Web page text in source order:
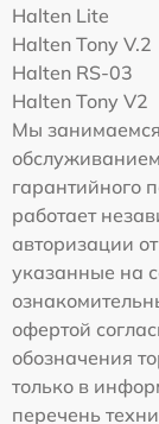
Halten Lite
Halten Tony V.2
Halten RS-03
Halten Tony V2
Мы
гарантийного
работает
авторизации
указанные на
офертой
обозначения
только в
перечень